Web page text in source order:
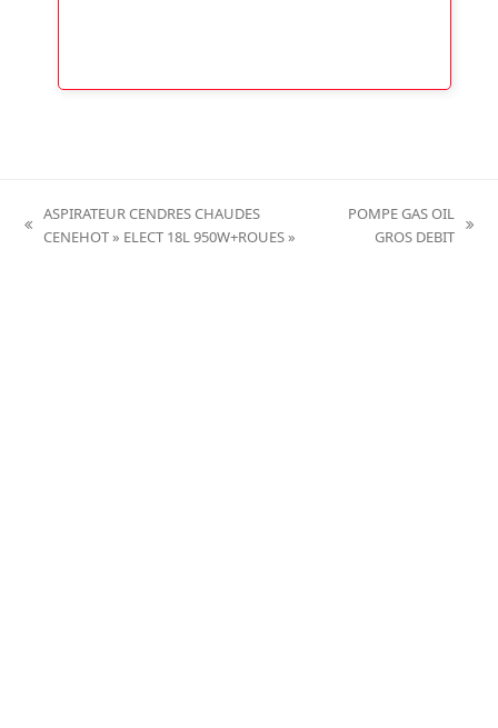
previous
ASPIRATEUR CENDRES CHAUDES
CENEHOT » ELECT 18L 950W+ROUES »
next
POMPE GAS OIL
GROS DEBIT